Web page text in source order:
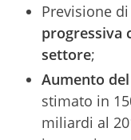
Previsione
progressiva
settore;
Aumento
stimato in
miliardi al